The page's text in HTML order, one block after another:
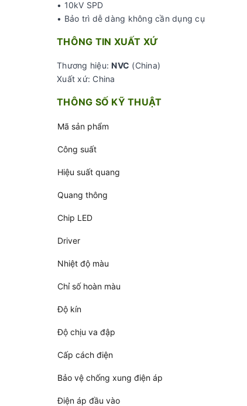
• 10kV SPD
• Bảo trì dễ dàng không cần dụng cụ
THÔNG TIN XUẤT XỨ
Thương hiệu:NVC (China)
Xuất xứ: China
THÔNG SỐ KỸ THUẬT
Mã sản phẩm
Công suất
Hiệu suất quang
Quang thông
Chip LED
Driver
Nhiệt độ màu
Chỉ số hoàn màu
Độ kín
Độ chịu va đập
Cấp cách điện
Bảo vệ chống xung điện áp
Điện áp đầu vào